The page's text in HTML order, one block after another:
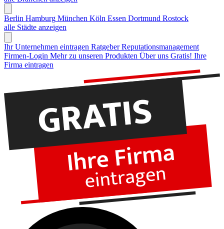
Berlin Hamburg München Köln Essen Dortmund Rostock
alle Städte anzeigen
Ihr Unternehmen eintragen Ratgeber Reputationsmanagement
Firmen-Login Mehr zu unseren Produkten Über uns Gratis! Ihre
Firma eintragen